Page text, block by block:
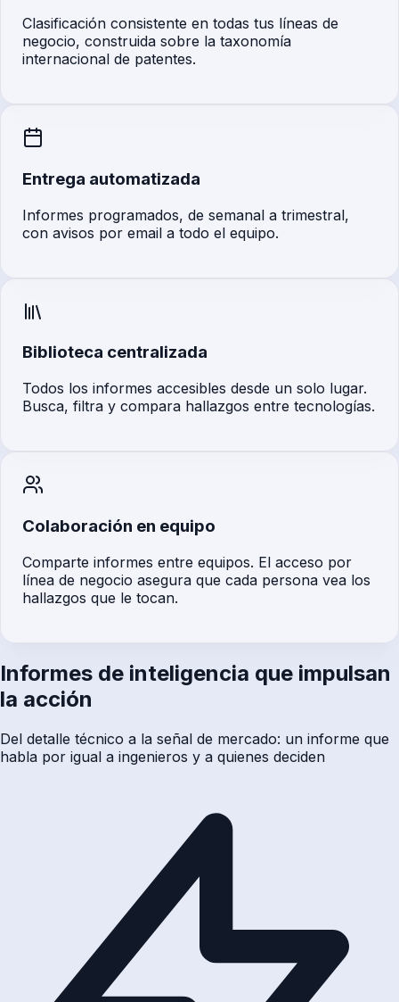
Clasificación consistente en todas tus líneas de
negocio, construida sobre la taxonomía
internacional de patentes.
Entrega automatizada
Informes programados, de semanal a trimestral,
con avisos por email a todo el equipo.
Biblioteca centralizada
Todos los informes accesibles desde un solo lugar.
Busca, filtra y compara hallazgos entre tecnologías.
Colaboración en equipo
Comparte informes entre equipos. El acceso por
línea de negocio asegura que cada persona vea los
hallazgos que le tocan.
Informes de inteligencia que impulsan
la acción
Del detalle técnico a la señal de mercado: un informe que
habla por igual a ingenieros y a quienes deciden